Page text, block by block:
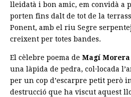
lleidatà i bon amic, em convidà a
porten fins dalt de tot de la
Ponent, amb el riu Segre
creixent per totes bandes.
El cèlebre poema de Magí
una làpida de pedra, col·locada
per un cop d’escarpre petit però
destrucció que ha viscut aquest